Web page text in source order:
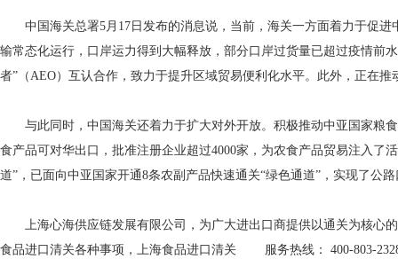
中国海关总署5月17日发布的消息说，当前，海关一方面着力于促进
输常态化运行，口岸运力得到大幅释放，部分口岸过货量已超过疫情前
者”（AEO）互认合作，致力于提升区域贸易便利化水平。此外，正在
与此同时，中国海关还着力于扩大对外开放。积极推动中亚国家粮
食产品可对华出口，批准注册企业超过4000家，为农食产品贸易注入了
道”，已面向中亚国家开通8条农副产品快速通关“绿色通道”，实现了公
上海心海供应链发展有限公司，为广大进出口商提供以通关为核心
食品进口清关各种事项，上海食品进口清关 服务热线： 400-803-